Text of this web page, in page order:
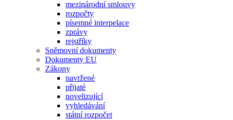
mezinárodní smlouvy
rozpočty
písemné interpelace
zprávy
rejstříky
Sněmovní dokumenty
Dokumenty EU
Zákony
navržené
přijaté
novelizující
vyhledávání
státní rozpočet